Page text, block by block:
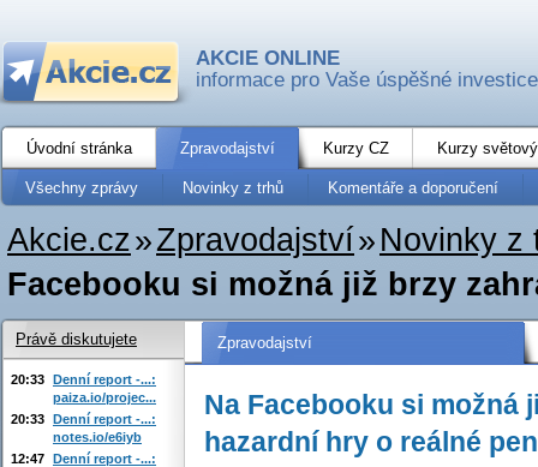
AKCIE ONLINE
informace pro Vaše úspěšné investice
Úvodní stránka Zpravodajství Kurzy CZ Kurzy
Všechny zprávy Novinky z trhů Komentáře a doporučení
Akcie.cz»Zpravodajství» Novinky z
Facebooku si možná již brzy
Zpravodajství
Na Facebooku si možná
hazardní hry o reálné
Právě diskutujete
20:33 Denní report -...:
paiza.io/projec...
20:33 Denní report -...:
notes.io/e6iyb
12:47 Denní report -...: